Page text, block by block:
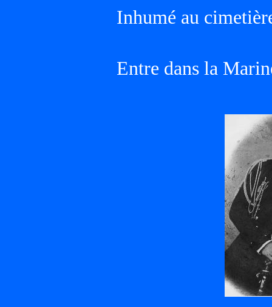
Inhumé au
Entre dans la